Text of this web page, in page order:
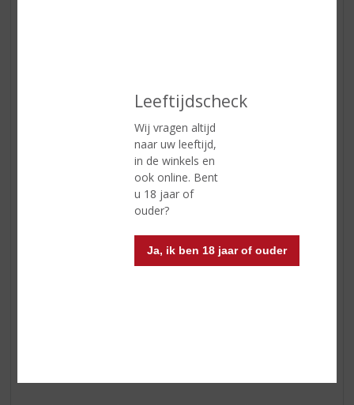
Leeftijdscheck
Wij vragen altijd
naar uw leeftijd,
in de winkels en
ook online. Bent
u 18 jaar of
ouder?
Ja, ik ben 18 jaar of ouder
is een bekroonde reeks wijnen uit Argentinië,
gemaakt door wijnmaker Hervé Joyaux Fabre.